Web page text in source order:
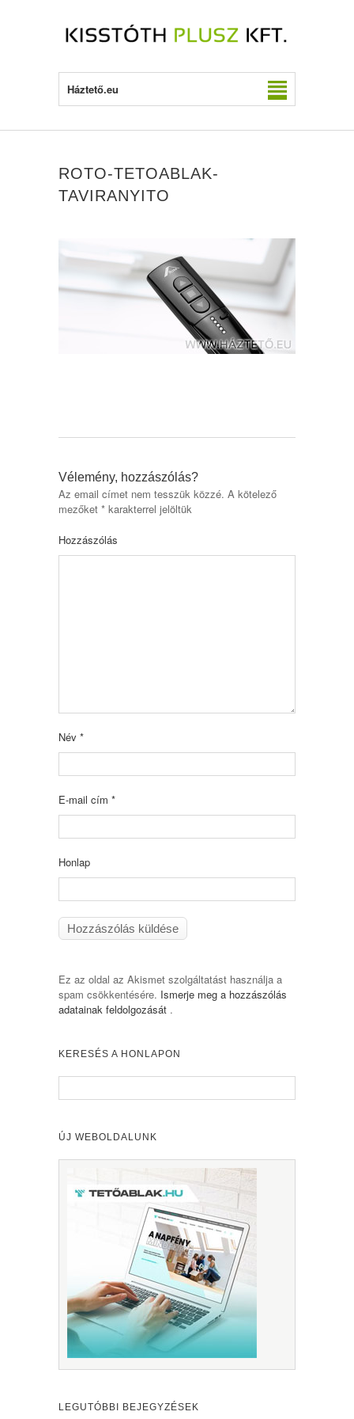
Háztető.eu
ROTO-TETOABLAK-
TAVIRANYITO
Vélemény, hozzászólás?
Az email címet nem tesszük közzé. A kötelező
mezőket * karakterrel jelöltük
Hozzászólás
Név *
E-mail cím *
Honlap
Ez az oldal az Akismet szolgáltatást használja a
spam csökkentésére. Ismerje meg a hozzászólás
adatainak feldolgozását .
KERESÉS A HONLAPON
ÚJ WEBOLDALUNK
LEGUTÓBBI BEJEGYZÉSEK